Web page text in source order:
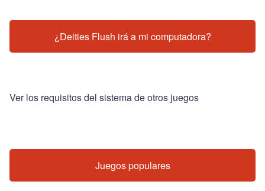
¿Deities Flush irá a mi computadora?
Ver los requisitos del sistema de otros juegos
Juegos populares